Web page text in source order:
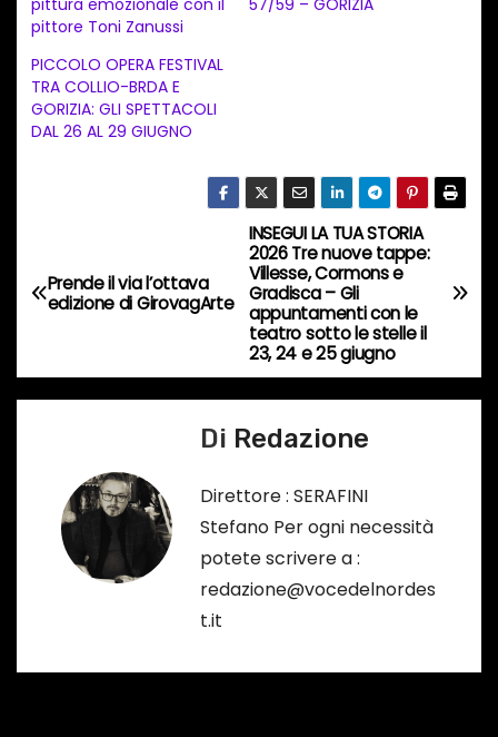
n
t
o
i
s
o
pittore Toni Zanussi
PICCOLO OPERA FESTIVAL
TRA COLLIO-BRDA E
GORIZIA: GLI SPETTACOLI
DAL 26 AL 29 GIUGNO
a
i
n
INSEGUI LA TUA STORIA
2026 Tre nuove tappe:
Villesse, Cormons e
Gradisca – Gli
appuntamenti con le
teatro sotto le stelle il
23, 24 e 25 giugno
Prende il via l’ottava
edizione di GirovagArte
Di Redazione
Direttore : SERAFINI
Stefano Per ogni necessità
potete scrivere a :
redazione@vocedelnordes
t.it